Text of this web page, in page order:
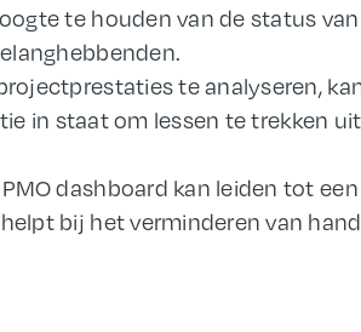
te houden van de status
te analyseren,
in staat om lessen te trekken
dashboard kan leiden tot
bij het verminderen van